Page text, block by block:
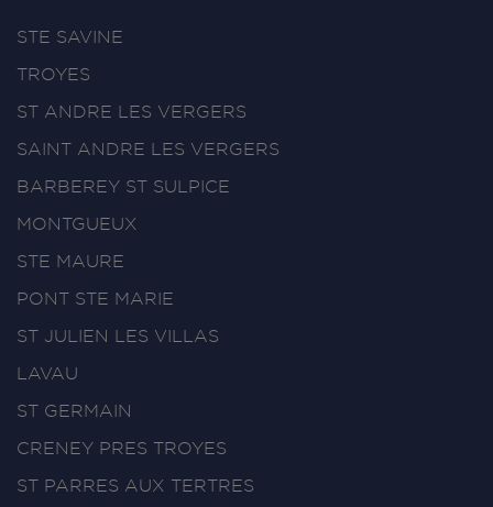
STE SAVINE
TROYES
ST ANDRE LES VERGERS
SAINT ANDRE LES VERGERS
BARBEREY ST SULPICE
MONTGUEUX
STE MAURE
PONT STE MARIE
ST JULIEN LES VILLAS
LAVAU
ST GERMAIN
CRENEY PRES TROYES
ST PARRES AUX TERTRES